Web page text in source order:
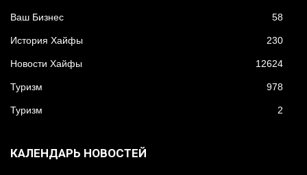
Ваш Бизнес 58
История Хайфы 230
Новости Хайфы 12624
Туризм 978
Туризм 2
КАЛЕНДАРЬ НОВОСТЕЙ